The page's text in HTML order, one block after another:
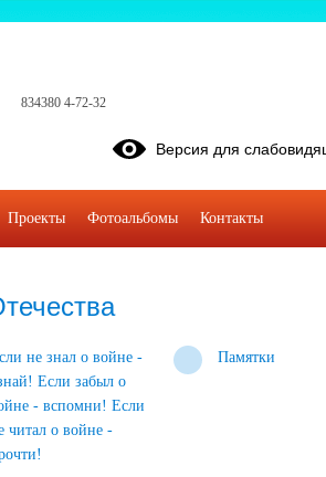
не знал о войне -
Если забыл о
- вспомни! Если
читал о войне -
Памятки
834380 4-72-32
Версия для
Проекты Фотоальбомы Контакты